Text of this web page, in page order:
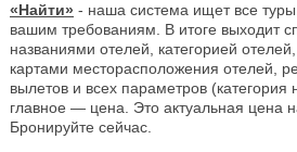
«Найти» - наша система ищет все
вашим требованиям. В итоге выходит
названиями отелей, категорией
картами месторасположения отелей,
вылетов и всех параметров
главное — цена. Это актуальная цена
Бронируйте сейчас.